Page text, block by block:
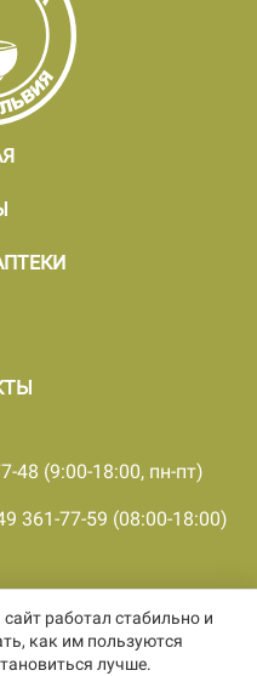
48 (9:00-18:00, пн-пт)
361-77-59 (08:00-18:00)
ООО «ПКМФ «Ольвия-
КПП 930301001
работал стабильно и
как им пользуются
лучше.